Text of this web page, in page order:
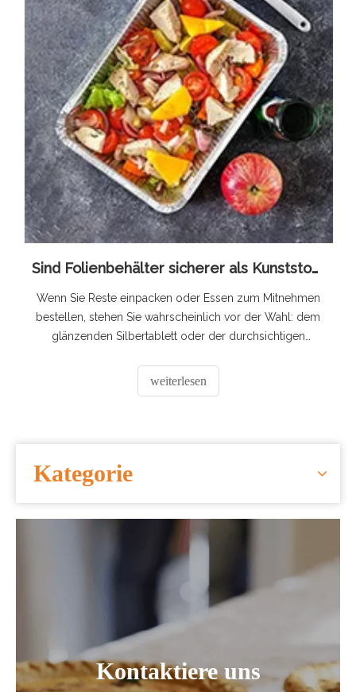
Sind Folienbehälter sicherer als Kunststoffbehälter?
Wenn Sie Reste einpacken oder Essen zum Mitnehmen
bestellen, stehen Sie wahrscheinlich vor der Wahl: dem
glänzenden Silbertablett oder der durchsichtigen
weiterlesen
Kategorie
Kontaktiere uns